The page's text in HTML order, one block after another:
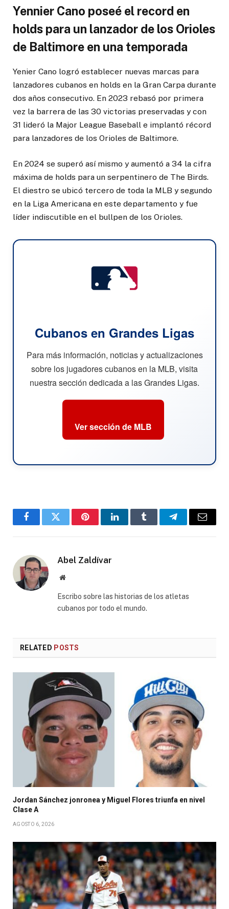
Yennier Cano poseé el record en
holds para un lanzador de los Orioles
de Baltimore en una temporada
Yenier Cano logró establecer nuevas marcas para
lanzadores cubanos en holds en la Gran Carpa durante
dos años consecutivo. En 2023 rebasó por primera
vez la barrera de las 30 victorias preservadas y con
31 lideró la Major League Baseball e implantó récord
para lanzadores de los Orioles de Baltimore.
En 2024 se superó así mismo y aumentó a 34 la cifra
máxima de holds para un serpentinero de The Birds.
El diestro se ubicó tercero de toda la MLB y segundo
en la Liga Americana en este departamento y fue
líder indiscutible en el bullpen de los Orioles.
Cubanos en Grandes Ligas
Para más información, noticias y actualizaciones
sobre los jugadores cubanos en la MLB, visita
nuestra sección dedicada a las Grandes Ligas.
Ver sección de MLB
FacebookTwitter PinterestLinkedInTumblr TelegramEmail
Abel Zaldívar
Website
Escribo sobre las historias de los atletas
cubanos por todo el mundo.
RELATED POSTS
Jordan Sánchez jonronea y Miguel Flores triunfa en nivel
Clase A
AGOSTO 6, 2026